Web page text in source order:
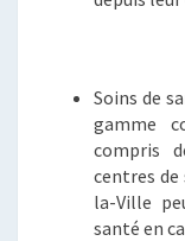
Soins de
gamme
compris
centres de
la-Ville
santé en